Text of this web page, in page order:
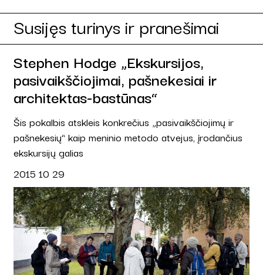
Susijęs turinys ir pranešimai
Stephen Hodge „Ekskursijos,
pasivaikščiojimai, pašnekesiai ir
architektas-bastūnas“
Šis pokalbis atskleis konkrečius „pasivaikščiojimų ir
pašnekesių“ kaip meninio metodo atvejus, įrodančius
ekskursijų galias
2015 10 29